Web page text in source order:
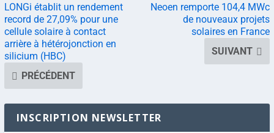
LONGi établit un rendement
record de 27,09% pour une
cellule solaire à contact
arrière à hétérojonction en
silicium (HBC)
PRÉCÉDENT
Neoen remporte 104,4 MWc
de nouveaux projets
solaires en France
SUIVANT
INSCRIPTION NEWSLETTER